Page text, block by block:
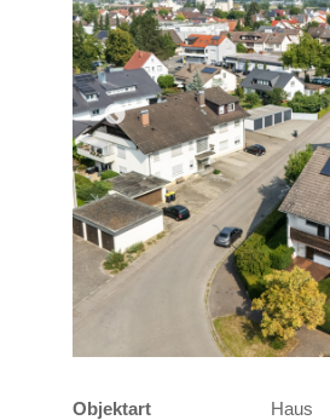
Objektart Haus